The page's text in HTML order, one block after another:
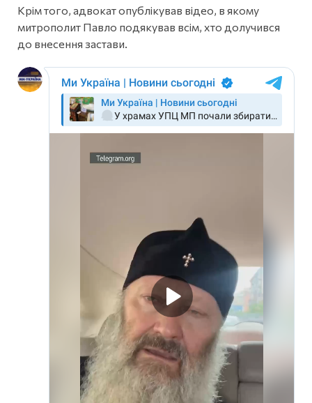
Крім того, адвокат опублікував відео, в якому
митрополит Павло подякував всім, хто долучився
до внесення застави.